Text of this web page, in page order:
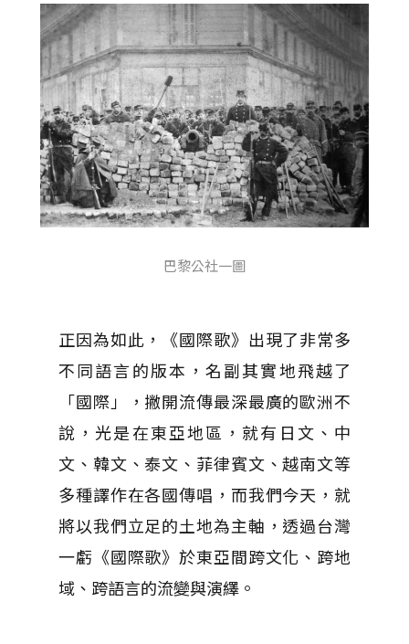
巴黎公社一圖
正因為如此，《國際歌》出現了非常多
不同語言的版本，名副其實地飛越了
「國際」，撇開流傳最深最廣的歐洲不
說，光是在東亞地區，就有日文、中
文、韓文、泰文、菲律賓文、越南文等
多種譯作在各國傳唱，而我們今天，就
將以我們立足的土地為主軸，透過台灣
一虧《國際歌》於東亞間跨文化、跨地
域、跨語言的流變與演繹。